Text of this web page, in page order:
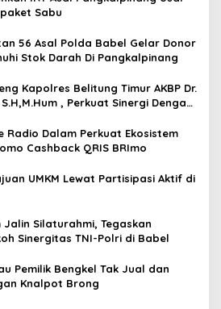
Sabu
56 Asal Polda Babel Gelar Donor
Stok Darah Di Pangkalpinang
Kapolres Belitung Timur AKBP Dr.
, Perkuat Sinergi Dengan
Radio Dalam Perkuat Ekosistem
Cashback QRIS BRImo
UMKM Lewat Partisipasi Aktif di
Silaturahmi, Tegaskan
Sinergitas TNI-Polri di Babel
Pemilik Bengkel Tak Jual dan
Knalpot Brong